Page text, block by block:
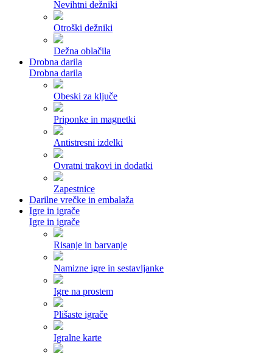
Nevihtni dežniki
Otroški dežniki
Dežna oblačila
Drobna darila
Drobna darila
Obeski za ključe
Priponke in magnetki
Antistresni izdelki
Ovratni trakovi in dodatki
Zapestnice
Darilne vrečke in embalaža
Igre in igrače
Igre in igrače
Risanje in barvanje
Namizne igre in sestavljanke
Igre na prostem
Plišaste igrače
Igralne karte